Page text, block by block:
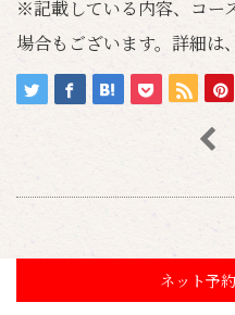
※記載している内容、コー
場合もございます。詳細は
ネット予